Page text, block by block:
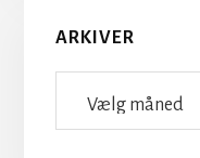
ARKIVER